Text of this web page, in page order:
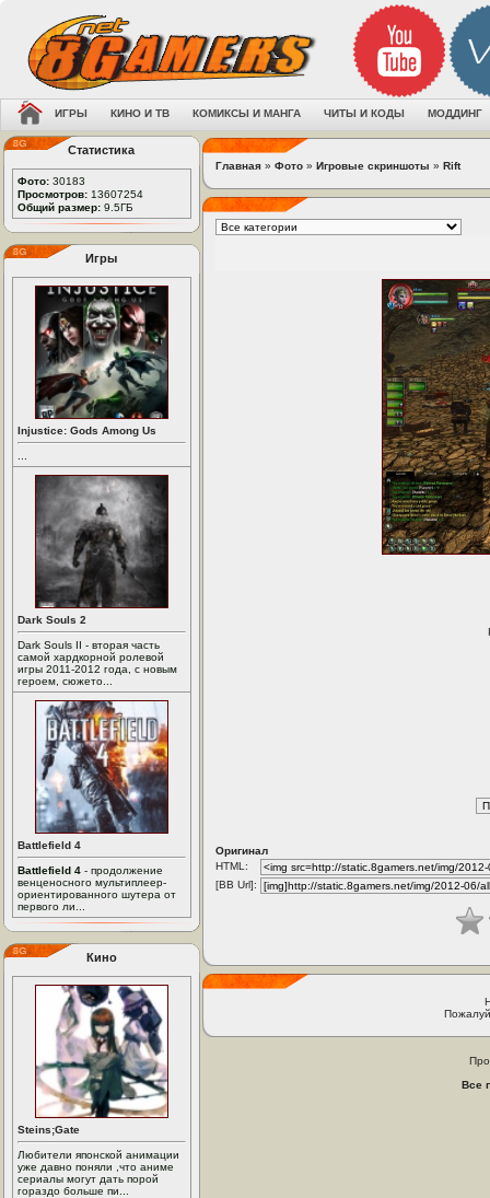
ИГРЫ КИНО И ТВ КОМИКСЫ И МАНГА ЧИТЫ И КОДЫ МОДДИНГ
Статистика
Фото: 30183
Просмотров: 13607254
Общий размер: 9.5ГБ
Игры
Injustice: Gods Among Us
Dark Souls 2
Dark Souls II - вторая часть
самой хардкорной ролевой
игры 2011-2012 года, с новым
героем, сюжето...
Battlefield 4
Battlefield 4 - продолжение
венценосного мультиплеер-
ориентированного шутера от
первого ли...
Кино
Steins;Gate
Любители японской анимации
уже давно поняли ,что аниме
сериалы могут дать порой
гораздо больше пи...
Главная » Фото » Игровые скриншоты » Rift
Оригинал
HTML:
[BB Url]:
Все